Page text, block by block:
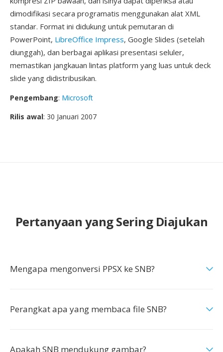
dimodifikasi secara programatis menggunakan alat XML
standar. Format ini didukung untuk pemutaran di
PowerPoint, LibreOffice Impress, Google Slides (setelah
diunggah), dan berbagai aplikasi presentasi seluler,
memastikan jangkauan lintas platform yang luas untuk deck
slide yang didistribusikan.
Pengembang: Microsoft
Rilis awal: 30 Januari 2007
Pertanyaan yang Sering Diajukan
Mengapa mengonversi PPSX ke SNB?
Perangkat apa yang membaca file SNB?
Apakah SNB mendukung gambar?